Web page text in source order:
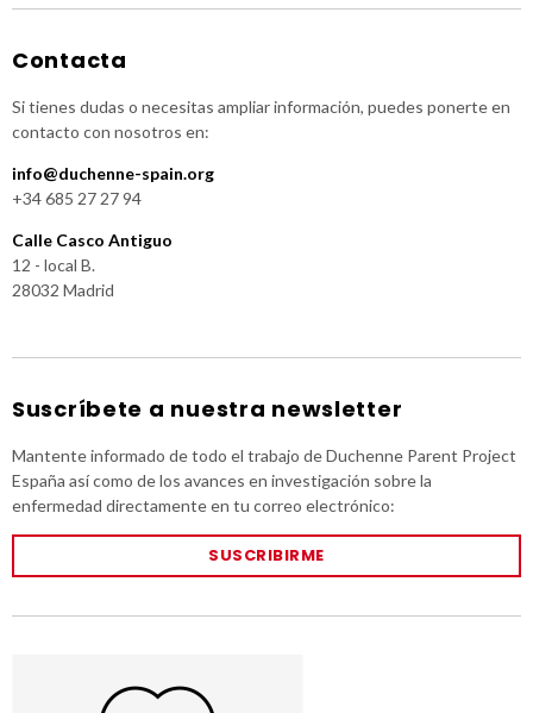
Contacta
Si tienes dudas o necesitas ampliar información, puedes ponerte en
contacto con nosotros en:
info@duchenne-spain.org
+34 685 27 27 94
Calle Casco Antiguo
12 - local B.
28032 Madrid
Suscríbete a nuestra newsletter
Mantente informado de todo el trabajo de Duchenne Parent Project
España así como de los avances en investigación sobre la
enfermedad directamente en tu correo electrónico:
SUSCRIBIRME